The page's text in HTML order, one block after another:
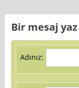
Bir mesaj yaz
Adınız: